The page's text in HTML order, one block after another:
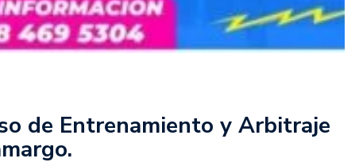
de Entrenamiento y Arbitraje